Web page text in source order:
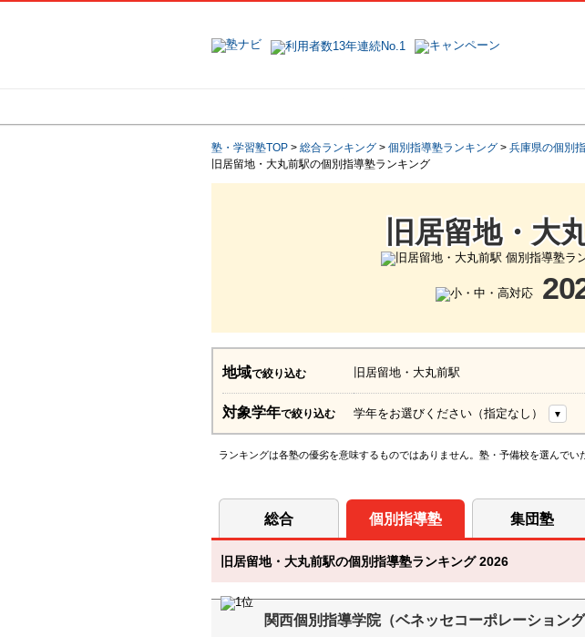
塾・学習塾TOP > 総合ランキング > 個別指導塾ランキング > 兵庫県の個別
旧居留地・大丸前駅の個別指導塾ランキング
旧居留地・大
地域で絞り込む 旧居留地・大丸前駅
対象学年で絞り込む 学年をお選びください（指定なし）
ランキングは各塾の優劣を意味するものではありません。塾・予備校を選んでい
総合 個別指導塾 集団塾
旧居留地・大丸前駅の個別指導塾ランキング 2026
関西個別指導学院（ベネッセコーポレーショング